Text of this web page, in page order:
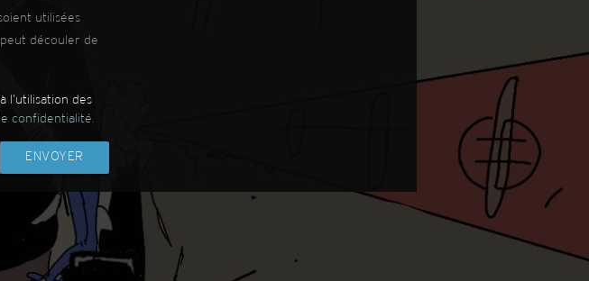
utilisées
découler de
l’utilisation des
confidentialité.
ENVOYER